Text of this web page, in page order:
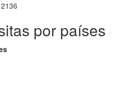
2136
por países